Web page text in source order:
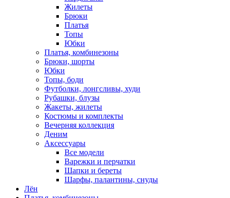
Жилеты
Брюки
Платья
Топы
Юбки
Платья, комбинезоны
Брюки, шорты
Юбки
Топы, боди
Футболки, лонгсливы, худи
Рубашки, блузы
Жакеты, жилеты
Костюмы и комплекты
Вечерняя коллекция
Деним
Аксессуары
Все модели
Варежки и перчатки
Шапки и береты
Шарфы, палантины, снуды
Лён